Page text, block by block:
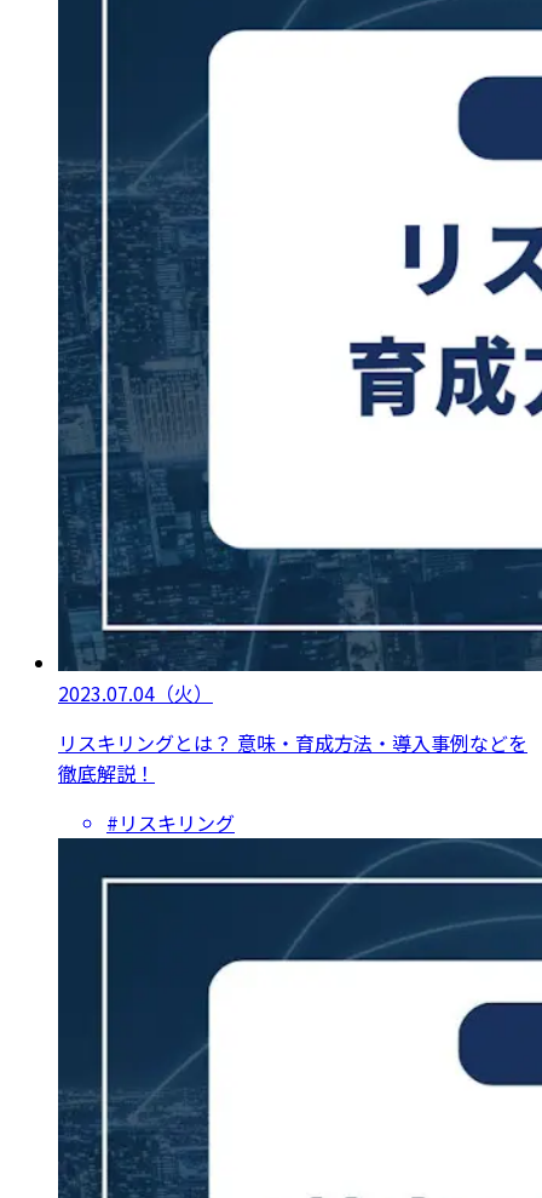
2023.07.04 （火）
リスキリングとは？ 意味・育成方法・導入事例などを
徹底解説！
#リスキリング